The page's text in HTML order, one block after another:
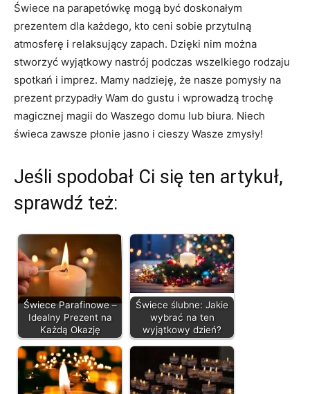
Świece‍ na ⁣parapetówkę mogą być‌ doskonałym
prezentem dla⁣ każdego, kto ceni sobie ⁣przytulną⁢
atmosferę i relaksujący zapach. Dzięki nim można
stworzyć wyjątkowy ‍nastrój podczas wszelkiego rodzaju
spotkań i imprez. Mamy nadzieję, ⁣że nasze⁣ pomysły na
prezent przypadły Wam ​do gustu i wprowadzą trochę
magicznej magii do Waszego domu​ lub ​biura. Niech ​
świeca zawsze płonie jasno ​i⁤ cieszy Wasze ‍zmysły!
Jeśli spodobał Ci się ten artykuł,
sprawdź też:
Świece Parafinowe –
Idealny Prezent na
Każdą Okazję
Świece ślubne: Jakie
wybrać na ten
wyjątkowy dzień?